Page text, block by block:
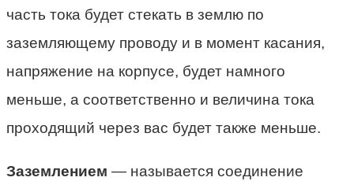
часть тока будет стекать в землю по
заземляющему проводу и в момент касания,
напряжение на корпусе, будет намного
меньше, а соответственно и величина тока
проходящий через вас будет также меньше.
Заземлением — называется соединение